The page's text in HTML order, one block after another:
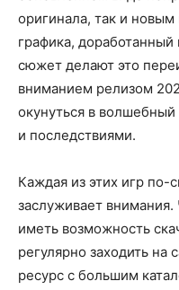
оригинала, так и
графика,
сюжет делают это
вниманием релизом
окунуться в
и последствиями.
Каждая из этих игр по-
заслуживает
иметь возможность
регулярно заходить
ресурс с большим